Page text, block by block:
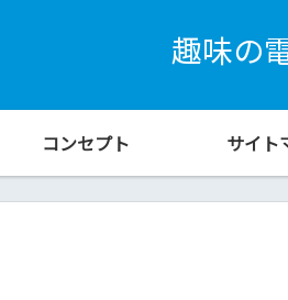
趣味の
コンセプト サイト